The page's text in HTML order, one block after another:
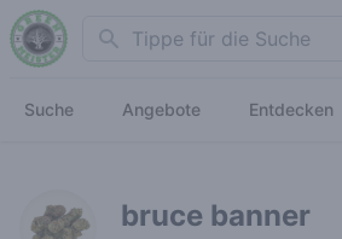
Search
Suche Angebote Entdecken
bruce banner